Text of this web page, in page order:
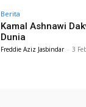
Berita
Kamal Ashnawi
Dunia
Freddie Aziz Jasbindar - 3